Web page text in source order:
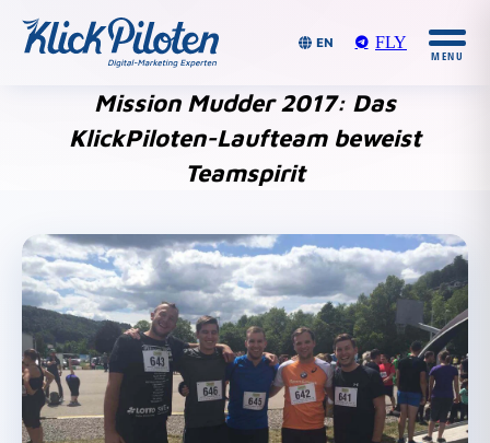
EN FLY
Mission Mudder 2017: Das
KlickPiloten-Laufteam beweist
Teamspirit